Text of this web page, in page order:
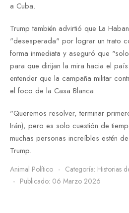
a Cuba.
Trump también advirtió que La
"desesperada" por lograr un trato
forma inmediata y aseguró que
para que dirijan la mira hacia el
entender que la campaña militar
el foco de la Casa Blanca.
"Queremos resolver, terminar
Irán), pero es solo cuestión de
muchas personas increíbles estén
Trump.
Animal Político Categoría: Historias
Publicado: 06 Marzo 2026